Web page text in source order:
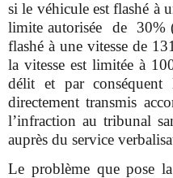
si le véhicule est flashé à
limite autorisée de 30%
flashé à une vitesse de
la vitesse est limitée à
délit et par conséquent
directement transmis
l’infraction au tribunal
auprès du service
Le problème que pose